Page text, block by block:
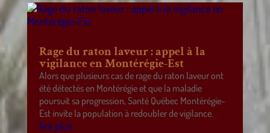
Rage du raton laveur : appel à la
vigilance en Montérégie-Est
Alors que plusieurs cas de rage du raton laveur ont
été détectés en Montérégie et que la maladie
poursuit sa progression, Santé Québec Montérégie-
Est invite la population à redoubler de vigilance.
lire plus